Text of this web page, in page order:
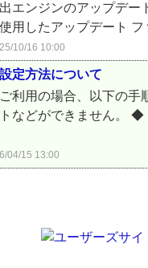
エンジンのアップデ
用したアップデート
10/16 10:00
定方法について
利用の場合、以下の
などができません。
04/15 13:00